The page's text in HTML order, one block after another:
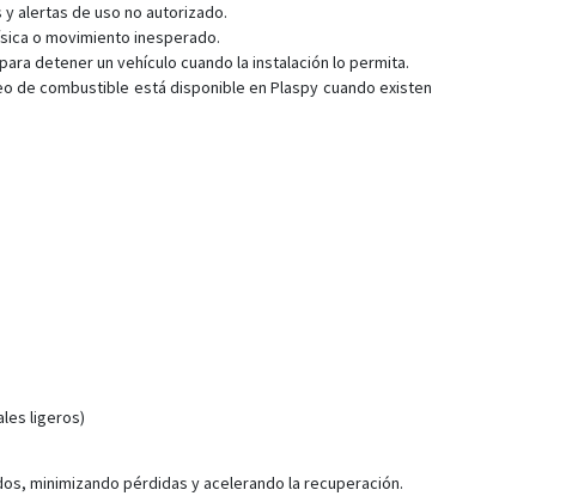
alertas de uso no autorizado.
o movimiento inesperado.
detener un vehículo cuando la instalación lo permita.
de combustible está disponible en Plaspy cuando existen
ligeros)
minimizando pérdidas y acelerando la recuperación.